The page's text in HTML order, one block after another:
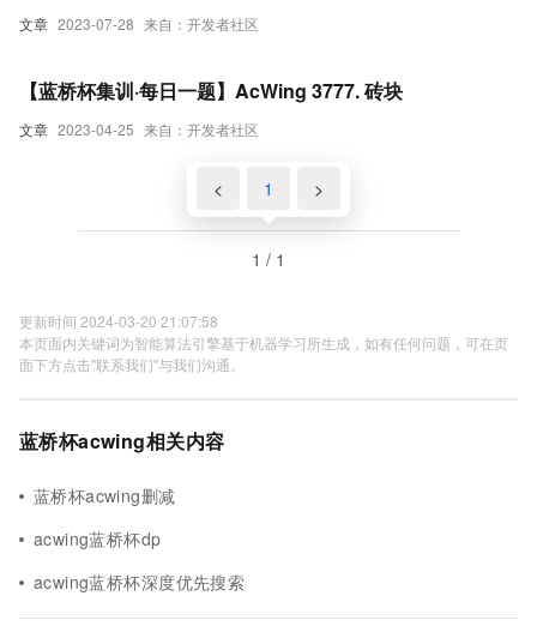
文章 2023-07-28 来自：开发者社区
文章 2023-04-25 来自：开发者社区
【蓝桥杯集训·每日一题】AcWing 3777. 砖块
< 1 >
1 / 1
更新时间 2024-03-20 21:07:58
本页面内关键词为智能算法引擎基于机器学习所生成，如有任何问题，可在页
面下方点击"联系我们"与我们沟通。
蓝桥杯acwing相关内容
蓝桥杯acwing删减
acwing蓝桥杯dp
acwing蓝桥杯深度优先搜索